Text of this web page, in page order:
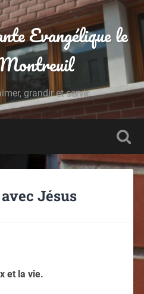
Evangélique le
grandir et servir.
Jésus
et la vie.